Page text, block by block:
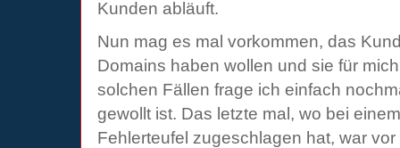
Kunden abläuft.
Nun mag es mal vorkommen, das
Domains haben wollen und sie für
solchen Fällen frage ich einfach
gewollt ist. Das letzte mal, wo bei
Fehlerteufel zugeschlagen hat, war